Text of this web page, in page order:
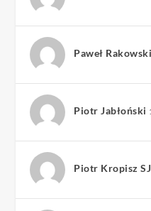
Paweł
Piotr Jabłoński
Piotr Kropisz SJ